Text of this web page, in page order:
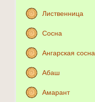
Лиственница
Сосна
Ангарская сосна
Абаш
Амарант